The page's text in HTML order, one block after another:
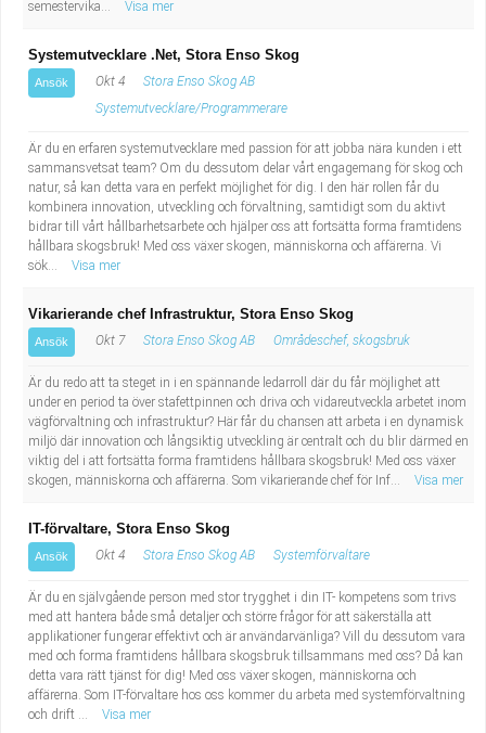
semestervika... Visa mer
Systemutvecklare .Net, Stora Enso Skog
Ansök Okt 4
Stora Enso Skog AB
Systemutvecklare/Programmerare
Är du en erfaren systemutvecklare med passion för att jobba nära kunden i ett
sammansvetsat team? Om du dessutom delar vårt engagemang för skog och
natur, så kan detta vara en perfekt möjlighet för dig. I den här rollen får du
kombinera innovation, utveckling och förvaltning, samtidigt som du aktivt
bidrar till vårt hållbarhetsarbete och hjälper oss att fortsätta forma framtidens
hållbara skogsbruk! Med oss växer skogen, människorna och affärerna. Vi
sök...
Visa mer
Vikarierande chef Infrastruktur, Stora Enso Skog
Ansök Okt 7 Stora Enso Skog AB Områdeschef, skogsbruk
Är du redo att ta steget in i en spännande ledarroll där du får möjlighet att
under en period ta över stafettpinnen och driva och vidareutveckla arbetet inom
vägförvaltning och infrastruktur? Här får du chansen att arbeta i en dynamisk
miljö där innovation och långsiktig utveckling är centralt och du blir därmed en
viktig del i att fortsätta forma framtidens hållbara skogsbruk! Med oss växer
skogen, människorna och affärerna. Som vikarierande chef för Inf...
Visa mer
IT-förvaltare, Stora Enso Skog
Ansök Okt 4 Stora Enso Skog AB Systemförvaltare
Är du en självgående person med stor trygghet i din IT- kompetens som trivs
med att hantera både små detaljer och större frågor för att säkerställa att
applikationer fungerar effektivt och är användarvänliga? Vill du dessutom vara
med och forma framtidens hållbara skogsbruk tillsammans med oss? Då kan
detta vara rätt tjänst för dig! Med oss växer skogen, människorna och
affärerna. Som IT-förvaltare hos oss kommer du arbeta med systemförvaltning
och drift ...
Visa mer